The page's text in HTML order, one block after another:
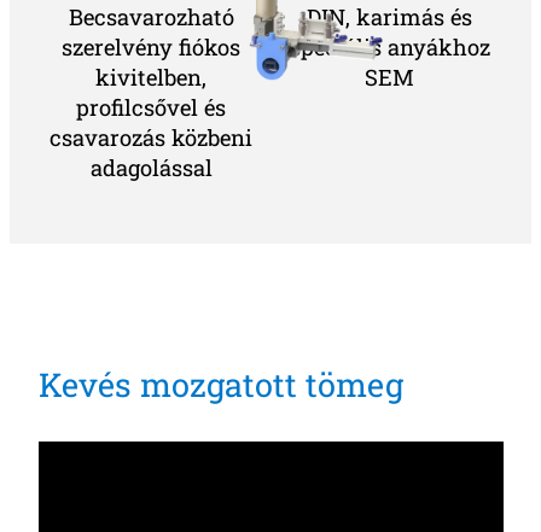
Becsavarozható
szerelvény fiókos
kivitelben,
profilcsővel és
csavarozás közbeni
adagolással
DIN, karimás és
speciális anyákhoz
SEM
Kevés mozgatott tömeg